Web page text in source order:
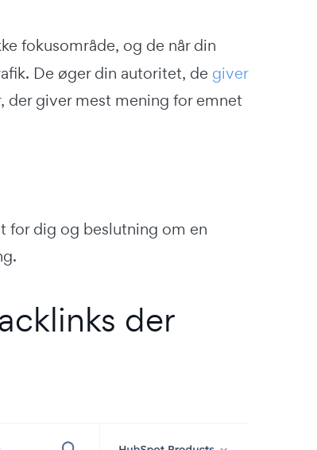
fokusområde, og de når din
De øger din autoritet, de giver
der giver mest mening for emnet
for dig og beslutning om en
der